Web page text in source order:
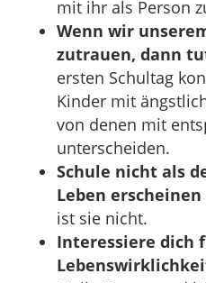
mit ihr als Person
Wenn wir
zutrauen, dann
ersten Schultag
Kinder mit
von denen mit
unterscheiden.
Schule nicht als
Leben erscheinen
ist sie nicht.
Interessiere dich